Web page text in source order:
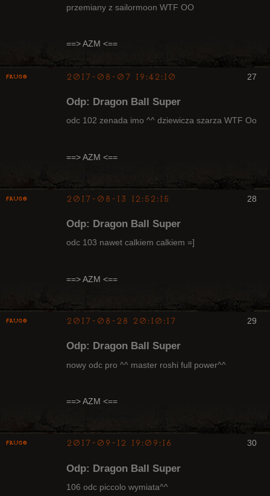
przemiany z sailormoon WTF OO
==> AZM <==
27
Frugo 2017-08-07 19:42:10
Odp: Dragon Ball Super
odc 102 zenada imo ^^ dziewicza szarza WTF Oo
==> AZM <==
28
Frugo 2017-08-13 12:52:15
Odp: Dragon Ball Super
odc 103 nawet calkiem calkiem =]
==> AZM <==
29
Frugo 2017-08-28 20:10:17
Odp: Dragon Ball Super
nowy odc pro ^^ master roshi full power^^
==> AZM <==
30
Frugo 2017-09-12 19:09:16
Odp: Dragon Ball Super
106 odc piccolo wymiata^^